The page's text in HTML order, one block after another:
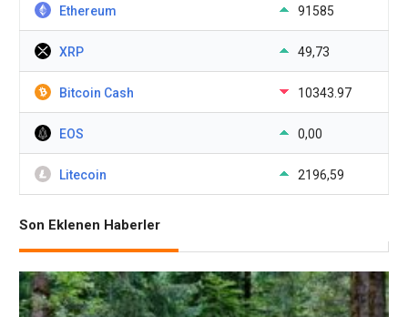
Ethereum 91585
XRP 49,73
Bitcoin Cash 10343.97
EOS 0,00
Litecoin 2196,59
Son Eklenen Haberler